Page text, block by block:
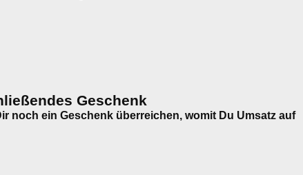
Geschenk
noch ein Geschenk überreichen, womit Du Umsatz auf